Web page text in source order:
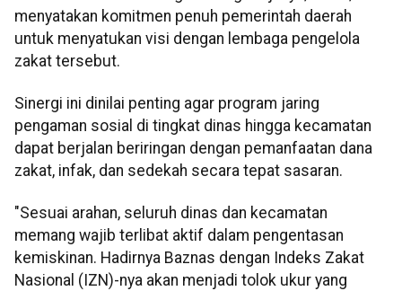
menyatakan komitmen penuh pemerintah daerah
untuk menyatukan visi dengan lembaga pengelola
zakat tersebut.
Sinergi ini dinilai penting agar program jaring
pengaman sosial di tingkat dinas hingga kecamatan
dapat berjalan beriringan dengan pemanfaatan dana
zakat, infak, dan sedekah secara tepat sasaran.
"Sesuai arahan, seluruh dinas dan kecamatan
memang wajib terlibat aktif dalam pengentasan
kemiskinan. Hadirnya Baznas dengan Indeks Zakat
Nasional (IZN)-nya akan menjadi tolok ukur yang